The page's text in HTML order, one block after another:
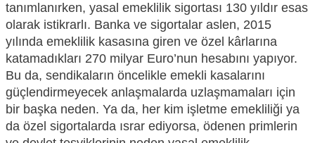
tanımlanırken, yasal emeklilik sigortası 130 yıldır esas
olarak istikrarlı. Banka ve sigortalar aslen, 2015
yılında emeklilik kasasına giren ve özel kârlarına
katamadıkları 270 milyar Euro’nun hesabını yapıyor.
Bu da, sendikaların öncelikle emekli kasalarını
güçlendirmeyecek anlaşmalarda uzlaşmamaları için
bir başka neden. Ya da, her kim işletme emekliliği ya
da özel sigortalarda ısrar ediyorsa, ödenen primlerin